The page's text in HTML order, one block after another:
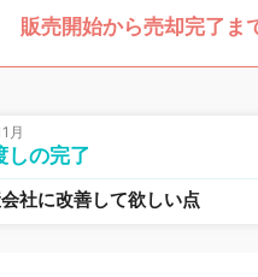
販売開始から売却完了ま
月
しの完了
社に改善して欲しい点